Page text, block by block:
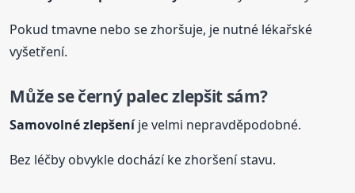
Pokud tmavne nebo se zhoršuje, je nutné lékařské
vyšetření.
Může se černýpaleczlepšit sám?
Samovolné zlepšeníje velmi nepravděpodobné.
Bez léčby obvykle dochází ke zhoršení stavu.